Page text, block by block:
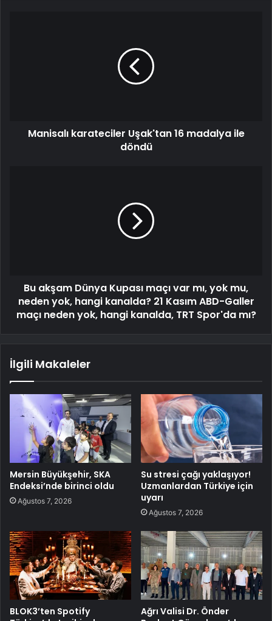
Manisalı karateciler Uşak'tan 16 madalya ile
döndü
Bu akşam Dünya Kupası maçı var mı, yok mu,
neden yok, hangi kanalda? 21 Kasım ABD-Galler
maçı neden yok, hangi kanalda, TRT Spor'da mı?
İlgili Makaleler
Mersin Büyükşehir, SKA
Endeksi’nde birinci oldu
Ağustos 7, 2026
Su stresi çağı yaklaşıyor!
Uzmanlardan Türkiye için
uyarı
Ağustos 7, 2026
BLOK3’ten Spotify
Ağrı Valisi Dr. Önder